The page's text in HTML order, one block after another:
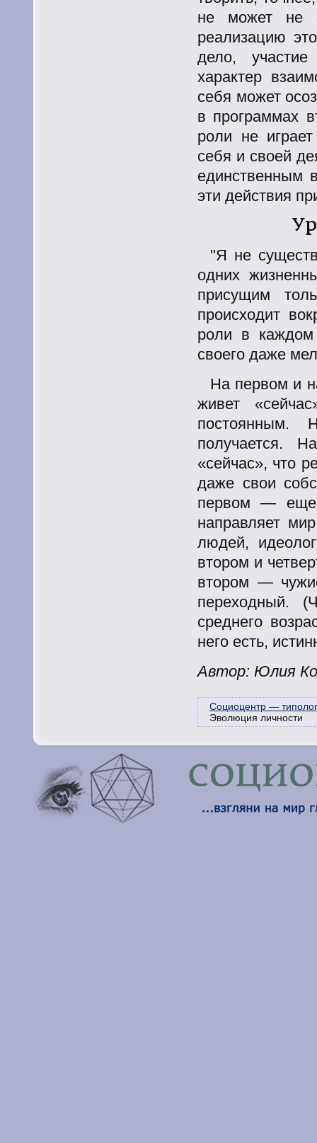
не может не
реализацию
дело,
характер
себя может
в программах
роли не
себя и своей
единственным
эти действия
"Я не
одних
присущим
происходит
роли в каждом
своего даже
На первом и
живет
постоянным.
получается.
«сейчас», что
даже свои
первом — еще
направляет
людей,
втором и
втором —
переходный.
среднего
него есть,
Автор: Юлия
Социоцентр —
Эволюция личности